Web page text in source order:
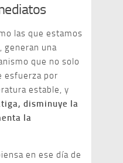
las que estamos
generan una
que no solo
esfuerza por
estable, y
disminuye la
la
en ese día de